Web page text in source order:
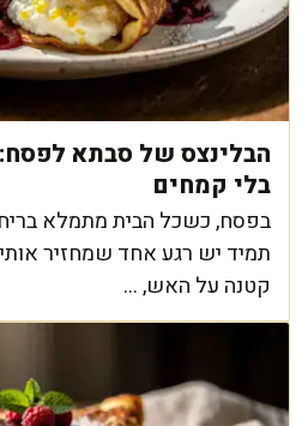
הבלינצס של סבתא
בלי קמחים
בפסח, כשכל הבית מתמלא
תמיד יש רגע אחד שמחזיר
קטנה על האש, ...